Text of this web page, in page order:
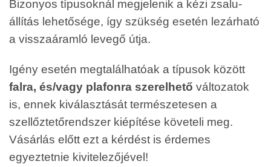
Bizonyos típusoknál megjelenik a kézi zsalu-
állítás lehetősége, így szükség esetén lezárható
a visszaáramló levegő útja.
Igény esetén megtalálhatóak a típusok között
falra, és/vagy plafonra szerelhető változatok
is, ennek kiválasztását természetesen a
szellőztetőrendszer kiépítése követeli meg.
Vásárlás előtt ezt a kérdést is érdemes
egyeztetnie kivitelezőjével!